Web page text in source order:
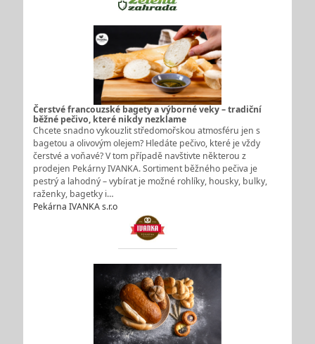
Čerstvé francouzské bagety a výborné veky – tradiční
běžné pečivo, které nikdy nezklame
Chcete snadno vykouzlit středomořskou atmosféru jen s
bagetou a olivovým olejem? Hledáte pečivo, které je vždy
čerstvé a voňavé? V tom případě navštivte některou z
prodejen Pekárny IVANKA. Sortiment běžného pečiva je
pestrý a lahodný – vybírat je možné rohlíky, housky, bulky,
raženky, bagetky i…
Pekárna IVANKA s.r.o.